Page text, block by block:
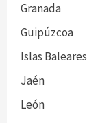
Granada
Guipúzcoa
Islas Baleares
Jaén
León